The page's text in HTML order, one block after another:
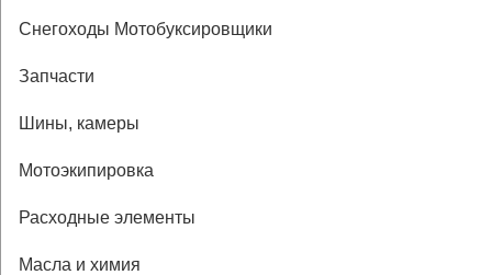
Снегоходы Мотобуксировщики
Запчасти
Шины, камеры
Мотоэкипировка
Расходные элементы
Масла и химия